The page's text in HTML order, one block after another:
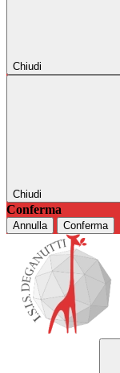
Chiudi
Chiudi
Conferma
Annulla Conferma